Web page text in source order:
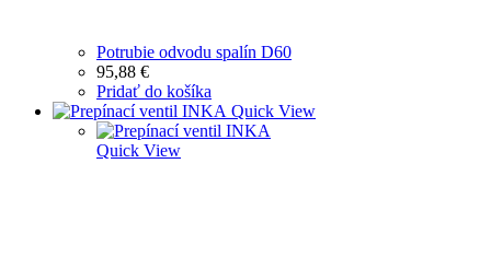
Potrubie odvodu spalín D60
95,88 €
Pridať do košíka
Quick View
Quick View